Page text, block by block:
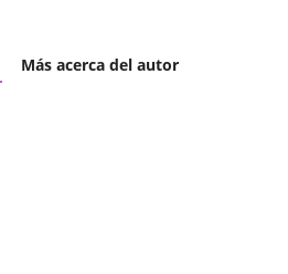
Más acerca del autor